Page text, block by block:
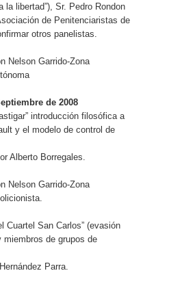
la libertad”), Sr. Pedro Rondon
de Penitenciaristas de
otros panelistas.
Nelson Garrido-Zona
de 2008
introducción filosófica a
y el modelo de control de
Alberto Borregales.
Nelson Garrido-Zona
Cuartel San Carlos” (evasión
miembros de grupos de
Parra.